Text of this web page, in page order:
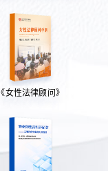
《女性法律顾问》